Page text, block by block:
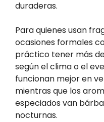
duraderas.
Para quienes usan
ocasiones formales
práctico tener más
según el clima o el
funcionan mejor en
mientras que los
especiados van
nocturnas.